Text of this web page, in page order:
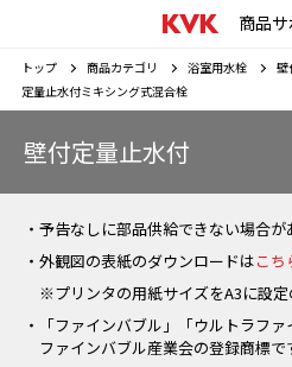
商品
トップ 商品カテゴリ 浴室用水栓
壁
定量止水付ミキシング式混合栓
壁付定量止水付
・予告なしに部品供給できない場合が
・外観図の表紙のダウンロードはこち
※プリンタの用紙サイズをA3に設定
・「ファインバブル」「ウルトラフ
ファインバブル産業会の登録商標で